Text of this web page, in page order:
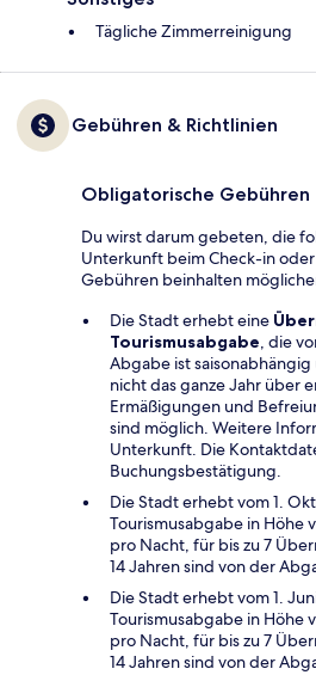
Tägliche Zimmerreinigung
Gebühren & Richtlinien
Obligatorische Gebühren
Du wirst darum gebeten, die
Unterkunft beim Check-in
Gebühren beinhalten
Die Stadt erhebt eine
Tourismusabgabe, die
Abgabe ist
nicht das ganze Jahr über
Ermäßigungen und
sind möglich. Weitere
Unterkunft. Die
Buchungsbestätigung.
Die Stadt erhebt vom 1.
Tourismusabgabe in Höhe
pro Nacht, für bis zu 7
14 Jahren sind von der
Die Stadt erhebt vom 1.
Tourismusabgabe in Höhe
pro Nacht, für bis zu 7
14 Jahren sind von der